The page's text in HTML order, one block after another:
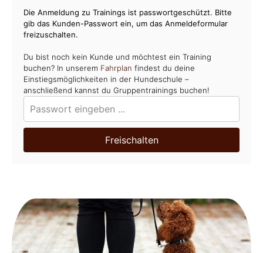
Die Anmeldung zu Trainings ist passwortgeschützt. Bitte
gib das Kunden-Passwort ein, um das Anmeldeformular
freizuschalten.
Du bist noch kein Kunde und möchtest ein Training
buchen? In unserem Fahrplan findest du deine
Einstiegsmöglichkeiten in der Hundeschule –
anschließend kannst du Gruppentrainings buchen!
Freischalten